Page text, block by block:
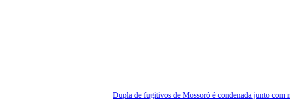
Dupla de fugitivos de Mossoró é condenada junto com mais quatro homens